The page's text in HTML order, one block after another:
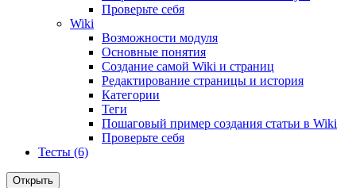
Проверьте себя
Wiki
Возможности модуля
Основные понятия
Создание самой Wiki и страниц
Редактирование страницы и история
Категории
Теги
Пошаговый пример создания статьи в Wiki
Проверьте себя
Тесты (6)
Открыть